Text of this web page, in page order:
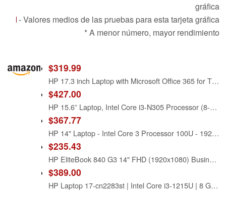
gráfica
- Valores medios de las pruebas para esta tarjeta gráfica
* A menor número, mayor rendimiento
$319.99
HP 17.3 inch Laptop with Microsoft Office 365 for The Web, Intel 13th 8 Cores i3 CPU (Beat 11th i5), 4GB RAM, 128GB PCIe SSD, Long Battery Life, Windows 11, All-Day Performance for Work & Study
$427.00
HP 15.6” Laptop, Intel Core i3-N305 Processor (8-Core), 8GB RAM, 128GB UFS Storage, 15.6-Inch HD Display, Intel UHD Graphics, Wi-Fi, Windows 11 Home, Natural Silver
$367.77
HP 14" Laptop - Intel Core 3 Processor 100U - 1920 x 1080 - Windows 11 Home - 12GB RAM - 512GB SSD
$235.43
HP EliteBook 840 G3 14" FHD (1920x1080) Business Laptop Computer, Intel Core i7-6600 Up to 3.40GHz Notebook PC, 16GB RAM, 256GB SSD, Type-C, Windows 11 Pro (Renewed)
$389.00
HP Laptop 17-cn2283st | Intel Core i3-1215U | 8 GB | 512 GB SSD | 17.3" | Intel UHD | Windows 11 Home